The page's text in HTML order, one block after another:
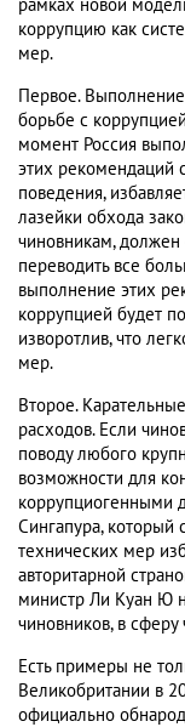
рамках новой
коррупцию как
мер.
Первое.
борьбе с
момент Россия
этих рекомендаций
поведения,
лазейки обхода
чиновникам, должен
переводить все
выполнение этих
коррупцией будет
изворотлив, что
мер.
Второе.
расходов. Если
поводу любого
возможности для
коррупциогенными
Сингапура,
технических мер
авторитарной
министр Ли Куан Ю
чиновников, в
Есть примеры не
Великобритании в
официально